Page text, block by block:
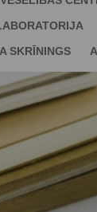
SKRĪNINGS